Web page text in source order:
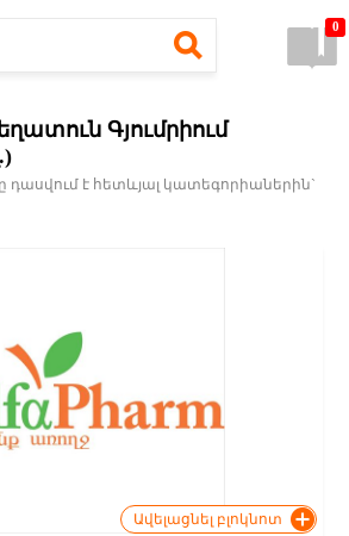
0
Գյումրիում
դասվում է հետևյալ կատեգորիաներին`
Ավելացնել բլոկնոտ